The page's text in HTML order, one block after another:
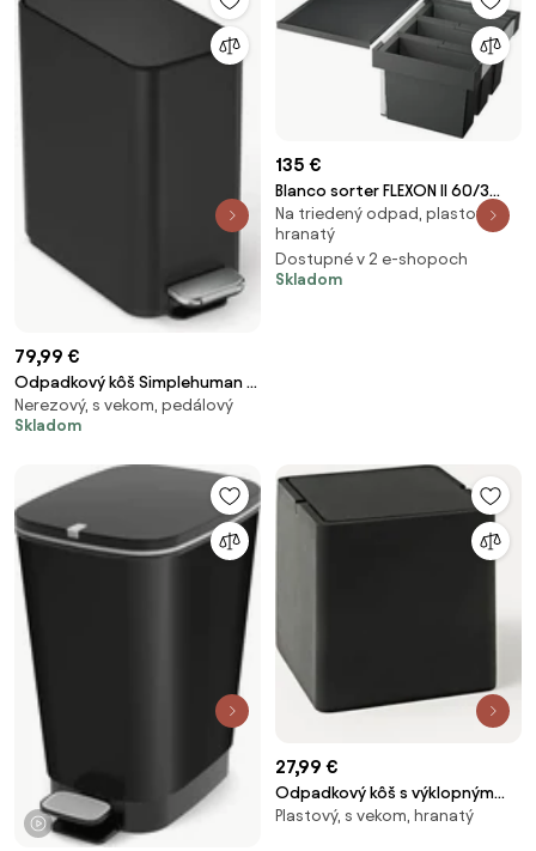
79,99 €
Odpadkový kôš Simplehuman 5
l s vreckom na vrecká čierna
mat SHCW2101
Nerezový, s vekom, pedálový
Skladom
135 €
Blanco sorter FLEXON II 60/3
521472
Na triedený odpad, plastový,
hranatý
Dostupné v 2 e-shopoch
Skladom
1 video
27,99 €
Odpadkový kôš s výklopným
vekom Loa
Plastový, s vekom, hranatý